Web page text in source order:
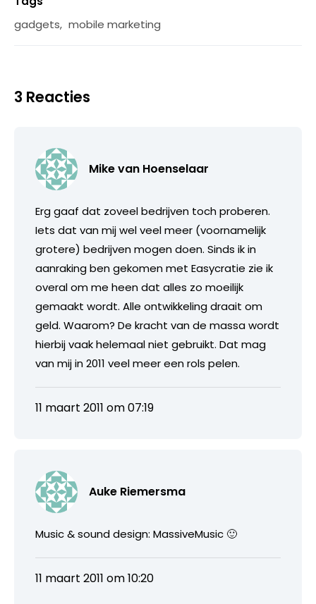
gadgets, mobile marketing
3 Reacties
Mike van Hoenselaar
Erg gaaf dat zoveel bedrijven toch proberen.
Iets dat van mij wel veel meer (voornamelijk
grotere) bedrijven mogen doen. Sinds ik in
aanraking ben gekomen met Easycratie zie ik
overal om me heen dat alles zo moeilijk
gemaakt wordt. Alle ontwikkeling draait om
geld. Waarom? De kracht van de massa wordt
hierbij vaak helemaal niet gebruikt. Dat mag
van mij in 2011 veel meer een rols pelen.
11 maart 2011 om 07:19
Auke Riemersma
Music & sound design: MassiveMusic 🙂
11 maart 2011 om 10:20